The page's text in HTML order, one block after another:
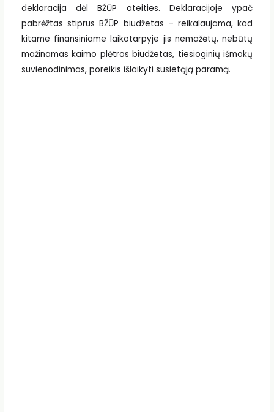
deklaracija dėl BŽŪP ateities. Deklaracijoje ypač
pabrėžtas stiprus BŽŪP biudžetas – reikalaujama, kad
kitame finansiniame laikotarpyje jis nemažėtų, nebūtų
mažinamas kaimo plėtros biudžetas, tiesioginių išmokų
suvienodinimas, poreikis išlaikyti susietąją paramą.